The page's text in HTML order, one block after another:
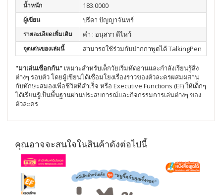
น้ำหนัก 183.0000
ผู้เขียน ปรีดา ปัญญาจันทร์
รายละเอียดเพิ่มเติม คำ : อนุสรา ดีไหว้
จุดเด่นของเล่มนี้ สามารถใช้ร่วมกับปากกาพูดได้ TalkingPen
"มาเล่นเชือกกัน" เหมาะสำหรับเด็กวัยเริ่มหัดอ่านและกำลังเรียนรู้สิ่ง
ต่างๆ รอบตัว โดยผู้เขียนได้เชื่อมโยงเรื่องราวของตัวละครผสมผสาน
กับทักษะสมองเพื่อชีวิตที่สำเร็จ หรือ Executive Functions (EF) ให้เด็กๆ
ได้เรียนรู้เป็นพื้นฐานผ่านประสบการณ์และกิจกรรมการเล่นต่างๆ ของ
ตัวละคร
คุณอาจจะสนใจในสินค้าดังต่อไปนี้